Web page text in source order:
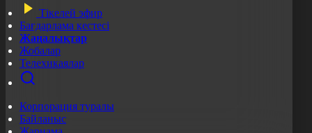
Тікелей эфир
Бағдарлама кестесі
Жаңалықтар
Жобалар
Телехикаялар
Корпорация туралы
Байланыс